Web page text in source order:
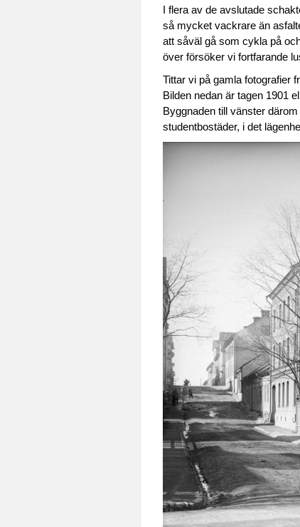
I flera av de avslutade
så mycket vackrare än
att såväl gå som cykla på
över försöker vi fortfarande
Tittar vi på gamla fotografier
Bilden nedan är tagen 1901
Byggnaden till vänster
studentbostäder, i det